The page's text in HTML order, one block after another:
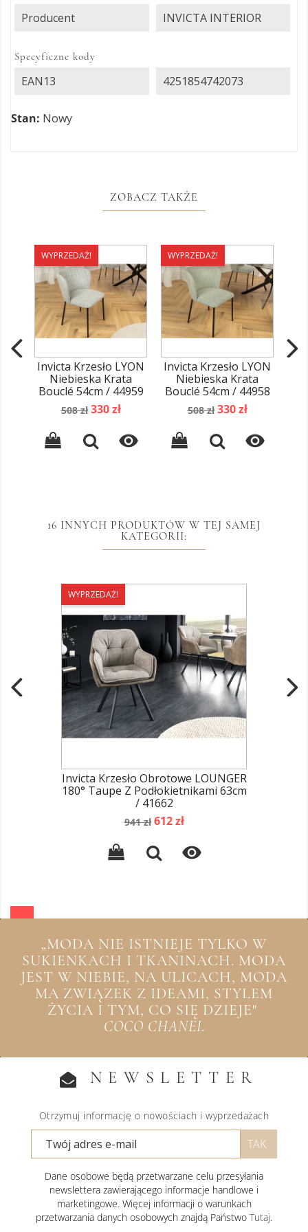
Producent INVICTA INTERIOR
Specyficzne kody
EAN13 4251854742073
Stan: Nowy
ZOBACZ TAKŻE
WYPRZEDAŻ!
Invicta Krzesło LYON
Niebieska Krata
Bouclé 54cm / 44959
Cena
508 zł Cena
330 zł

WYPRZEDAŻ!
Invicta Krzesło LYON
Niebieska Krata
Bouclé 54cm / 44958
Cena
508 zł Cena
330 zł

16 INNYCH PRODUKTÓW W TEJ SAMEJ
KATEGORII:
WYPRZEDAŻ!
Invicta Krzesło Obrotowe LOUNGER
180° Taupe Z Podłokietnikami 63cm
/ 41662
Cena
941 zł Cena
612 zł

„MODA NIE ISTNIEJE TYLKO W
SUKIENKACH I TKANINACH. MODA
JEST W NIEBIE, NA ULICACH, MODA
MA ZWIĄZEK Z IDEAMI, STYLEM
ŻYCIA I TYM, CO SIĘ DZIEJE"
COCO CHANEL
NEWSLETTER
Otrzymuj informację o nowościach i wyprzedażach
Dane osobowe będą przetwarzane celu przesyłania
newslettera zawierającego informacje handlowe i
marketingowe. Więcej informacji o warunkach
przetwarzania danych osobowych znajdą Państwo Tutaj.